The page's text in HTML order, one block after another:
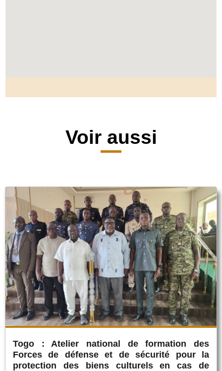
Voir aussi
Togo : Atelier national de formation des
Forces de défense et de sécurité pour la
protection des biens culturels en cas de